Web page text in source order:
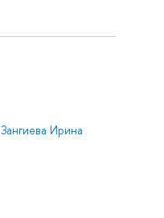
Зангиева Ирина